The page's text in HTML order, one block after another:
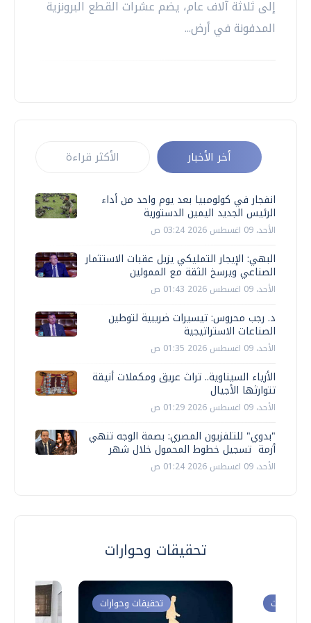
إلى ثلاثة آلاف عام، يضم عشرات القطع البرونزية
المدفونة في أرض...
أخر الأخبار الأكثر قراءة
انفجار في كولومبيا بعد يوم واحد من أداء
الرئيس الجديد اليمين الدستورية
الأحد، 09 اغسطس 2026 03:24 ص
البهي: الإيجار التمليكي يزيل عقبات الاستثمار
الصناعي ويرسخ الثقة مع الممولين
الأحد، 09 اغسطس 2026 01:43 ص
د. رجب محروس: تيسيرات ضريبية لتوطين
الصناعات الاستراتيجية
الأحد، 09 اغسطس 2026 01:35 ص
الأزياء السيناوية.. تراث عريق ومكملات أنيقة
تتوارثها الأجيال
الأحد، 09 اغسطس 2026 01:29 ص
"بدوي" للتلفزيون المصري: بصمة الوجه تنهي
أزمة تسجيل خطوط المحمول خلال شهر
الأحد، 09 اغسطس 2026 01:24 ص
تحقيقات وحوارات
تحقيقات وحوارات وحوارات